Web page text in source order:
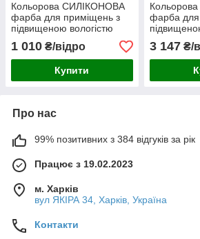
Кольорова СИЛІКОНОВА
фарба для приміщень з
підвищеною вологістю
миюча протигрибкова
матова емаль SkyLine
Кремін 3 л
1 010 ₴/відро
Купити
фарба для
миюча
матова
Брізель 10
3 147₴/
Про нас
99% позитивних з 384 відгуків за рік
Працює з 19.02.2023
м. Харків
вул ЯКІРА 34, Харків, Україна
Контакти